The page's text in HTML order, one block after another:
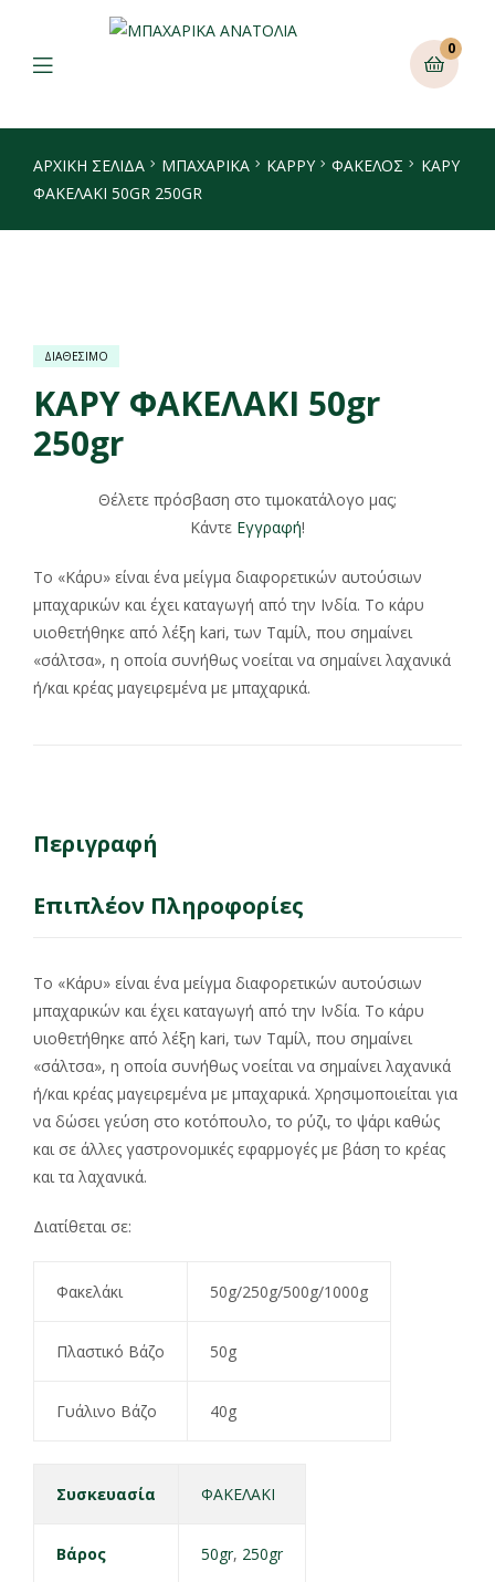
0
ΑΡΧΙΚΉ ΣΕΛΊΔΑ ΜΠΑΧΑΡΙΚΑ ΚΆΡΡΥ ΦΆΚΕΛΟΣ
ΚΑΡΥ
ΦΑΚΕΛΑΚΙ 50GR 250GR
ΔΙΑΘΕΣΙΜΟ
ΚΑΡΥ ΦΑΚΕΛΑΚΙ 50gr
250gr
Θέλετε πρόσβαση στο τιμοκατάλογο μας;
Κάντε Εγγραφή!
Το «Κάρυ» είναι ένα μείγμα διαφορετικών αυτούσιων
μπαχαρικών και έχει καταγωγή από την Ινδία. Το κάρυ
υιοθετήθηκε από λέξη kari, των Ταμίλ, που σημαίνει
«σάλτσα», η οποία συνήθως νοείται να σημαίνει λαχανικά
ή/και κρέας μαγειρεμένα με μπαχαρικά.
Περιγραφή
Επιπλέον Πληροφορίες
Το «Κάρυ» είναι ένα μείγμα διαφορετικών αυτούσιων
μπαχαρικών και έχει καταγωγή από την Ινδία. Το κάρυ
υιοθετήθηκε από λέξη kari, των Ταμίλ, που σημαίνει
«σάλτσα», η οποία συνήθως νοείται να σημαίνει λαχανικά
ή/και κρέας μαγειρεμένα με μπαχαρικά. Χρησιμοποιείται για
να δώσει γεύση στο κοτόπουλο, το ρύζι, το ψάρι καθώς
και σε άλλες γαστρονομικές εφαρμογές με βάση το κρέας
και τα λαχανικά.
Διατίθεται σε:
Φακελάκι 50g/250g/500g/1000g
Πλαστικό Βάζο 50g
Γυάλινο Βάζο 40g
Συσκευασία ΦΑΚΕΛΑΚΙ
Βάρος 50gr, 250gr